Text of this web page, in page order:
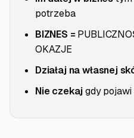
potrzeba
BIZNES =
OKAZJE
Działaj na własnej
Nie czekajgdy